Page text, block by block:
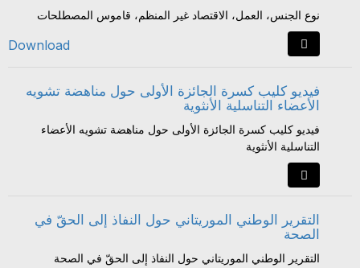
نوع الجنس، العمل، الاقتصاد غير المنظم، قاموس المصطلحات
Download
فيديو كليب كسرة الجائزة الأولى حول مناهضة تشويه
الأعضاء التناسلية الأنثوية
فيديو كليب كسرة الجائزة الأولى حول مناهضة تشويه الأعضاء
التناسلية الأنثوية
التقرير الوطني الموريتاني حول النفاذ إلى الحقّ في
الصحة
التقرير الوطني الموريتاني حول النفاذ إلى الحقّ في الصحة